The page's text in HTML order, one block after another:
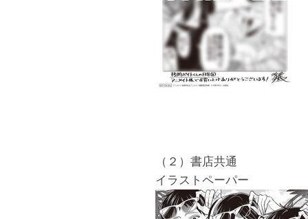
（２）書店共通
イラストペーパー